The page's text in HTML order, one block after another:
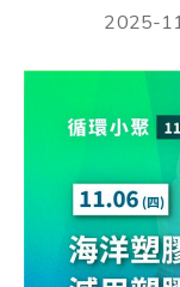
2025-